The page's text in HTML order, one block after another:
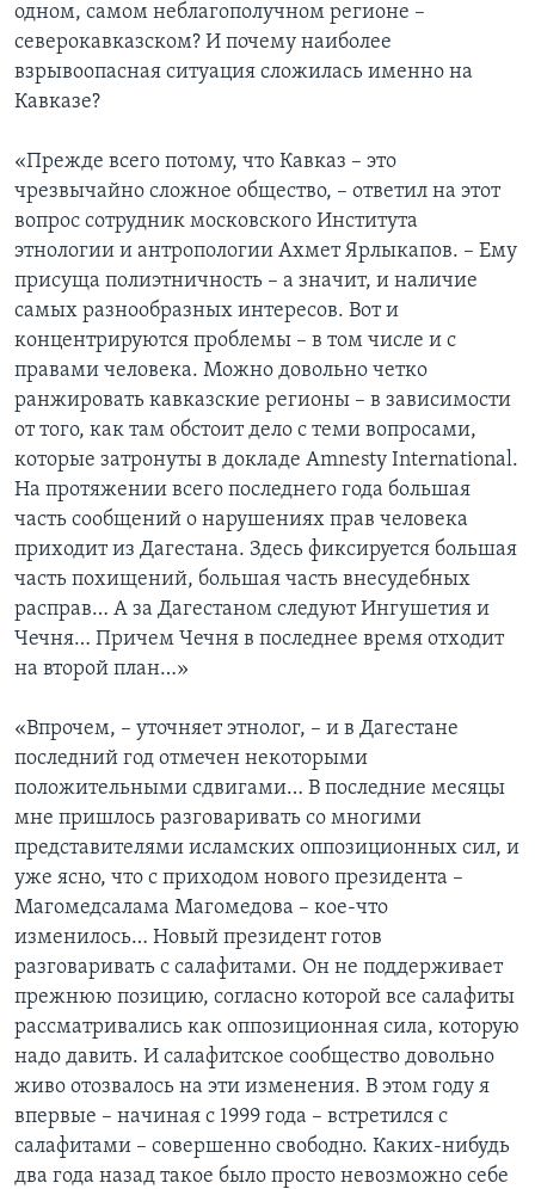
одном, самом неблагополучном регионе –
северокавказском? И почему наиболее
взрывоопасная ситуация сложилась именно на
Кавказе?
«Прежде всего потому, что Кавказ – это
чрезвычайно сложное общество, – ответил на этот
вопрос сотрудник московского Института
этнологии и антропологии Ахмет Ярлыкапов. – Ему
присуща полиэтничность – а значит, и наличие
самых разнообразных интересов. Вот и
концентрируются проблемы – в том числе и с
правами человека. Можно довольно четко
ранжировать кавказские регионы – в зависимости
от того, как там обстоит дело с теми вопросами,
которые затронуты в докладе Amnesty International.
На протяжении всего последнего года большая
часть сообщений о нарушениях прав человека
приходит из Дагестана. Здесь фиксируется большая
часть похищений, большая часть внесудебных
расправ… А за Дагестаном следуют Ингушетия и
Чечня… Причем Чечня в последнее время отходит
на второй план…»
«Впрочем, – уточняет этнолог, – и в Дагестане
последний год отмечен некоторыми
положительными сдвигами… В последние месяцы
мне пришлось разговаривать со многими
представителями исламских оппозиционных сил, и
уже ясно, что с приходом нового президента –
Магомедсалама Магомедова – кое-что
изменилось… Новый президент готов
разговаривать с салафитами. Он не поддерживает
прежнюю позицию, согласно которой все салафиты
рассматривались как оппозиционная сила, которую
надо давить. И салафитское сообщество довольно
живо отозвалось на эти изменения. В этом году я
впервые – начиная с 1999 года – встретился с
салафитами – совершенно свободно. Каких-нибудь
два года назад такое было просто невозможно себе